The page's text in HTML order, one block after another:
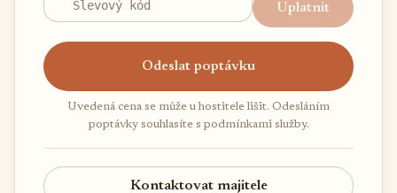
Uplatnit
Odeslat poptávku
Uvedená cena se může u hostitele lišit. Odesláním
poptávky souhlasíte s podmínkami služby.
Kontaktovat majitele